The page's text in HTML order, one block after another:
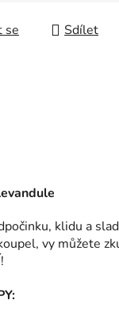
se Sdílet
klidu a
vy můžete